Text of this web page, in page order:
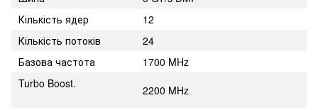
Кількість ядер
12
Кількість потоків
24
Базова частота
1700 MHz
Turbo Boost.
2200 MHz